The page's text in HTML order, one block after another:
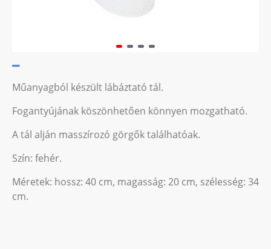
Műanyagból készült lábáztató tál.
Fogantyújának köszönhetően könnyen mozgatható.
A tál alján masszírozó görgők találhatóak.
Szín: fehér.
Méretek: hossz: 40 cm, magasság: 20 cm, szélesség: 34
cm.